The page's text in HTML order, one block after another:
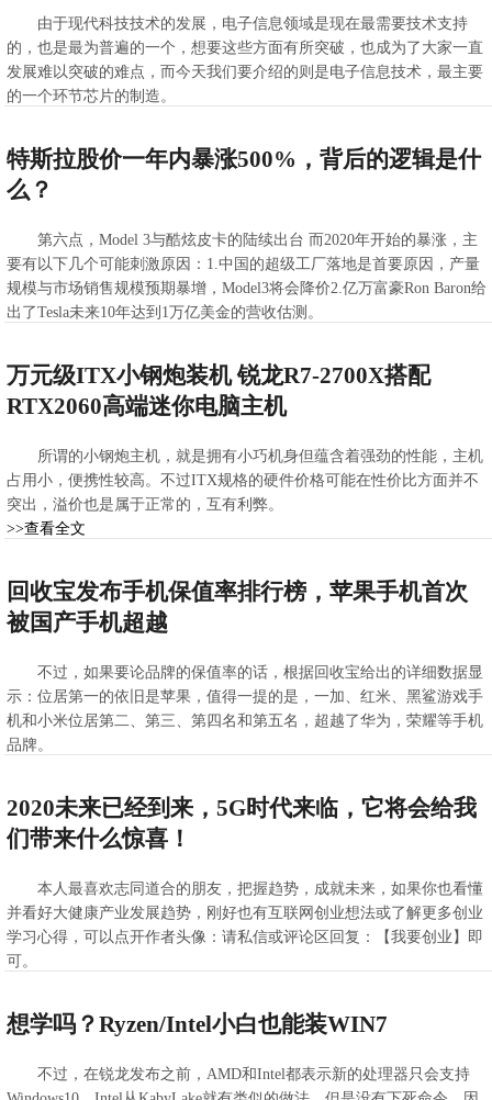
由于现代科技技术的发展，电子信息领域是现在最需要技术支持
的，也是最为普遍的一个，想要这些方面有所突破，也成为了大家一直
发展难以突破的难点，而今天我们要介绍的则是电子信息技术，最主要
的一个环节芯片的制造。
2020-04-05 15:26:28
特斯拉股价一年内暴涨500%，背后的逻辑是什
么？
第六点，Model 3与酷炫皮卡的陆续出台 而2020年开始的暴涨，主
要有以下几个可能刺激原因：1.中国的超级工厂落地是首要原因，产量
规模与市场销售规模预期暴增，Model3将会降价2.亿万富豪Ron Baron给
出了Tesla未来10年达到1万亿美金的营收估测。
2020-04-04 11:08:30
万元级ITX小钢炮装机 锐龙R7-2700X搭配
RTX2060高端迷你电脑主机
​所谓的小钢炮主机，就是拥有小巧机身但蕴含着强劲的性能，主机
占用小，便携性较高。不过ITX规格的硬件价格可能在性价比方面并不
突出，溢价也是属于正常的，互有利弊。
>>查看全文
回收宝发布手机保值率排行榜，苹果手机首次
被国产手机超越
不过，如果要论品牌的保值率的话，根据回收宝给出的详细数据显
示：位居第一的依旧是苹果，值得一提的是，一加、红米、黑鲨游戏手
机和小米位居第二、第三、第四名和第五名，超越了华为，荣耀等手机
品牌。
2020-04-01 08:29:39
2020未来已经到来，5G时代来临，它将会给我
们带来什么惊喜！
本人最喜欢志同道合的朋友，把握趋势，成就未来，如果你也看懂
并看好大健康产业发展趋势，刚好也有互联网创业想法或了解更多创业
学习心得，可以点开作者头像：请私信或评论区回复：【我要创业】即
可。
2020-04-01 07:01:50
想学吗？Ryzen/Intel小白也能装WIN7
不过，在锐龙发布之前，AMD和Intel都表示新的处理器只会支持